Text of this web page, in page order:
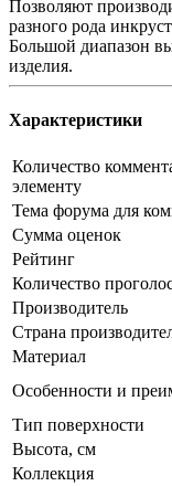
Позволяют
разного рода
Большой диапазон
изделия.
Характеристики
Количество
элементу
Тема форума для
Сумма оценок
Рейтинг
Количество
Производитель
Страна
Материал
Особенности и
Тип поверхности
Высота, см
Коллекция